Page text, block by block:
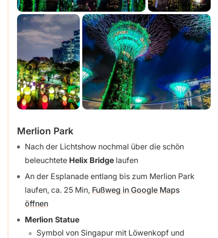
Merlion Park
Nach der Lichtshow nochmal über die schön
beleuchtete Helix Bridgelaufen
An der Esplanade entlang bis zum Merlion Park
laufen, ca. 25 Min, Fußweg in Google Maps
öffnen
Merlion Statue
Symbol von Singapur mit Löwenkopf und